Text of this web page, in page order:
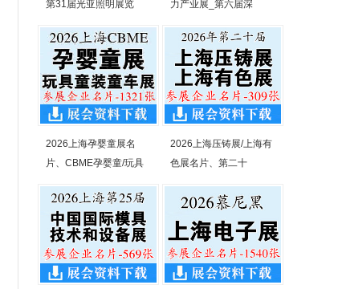
第31届光亚照明展览
力产业展_第六届深
2026上海孕婴童展名
片、CBME孕婴童/玩具
2026上海压铸展/上海有
色展名片、第二十